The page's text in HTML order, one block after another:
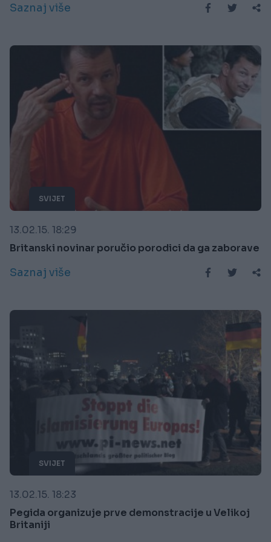
Saznaj više
SVIJET
13.02.15. 18:29
Britanski novinar poručio porodici da ga zaborave
Saznaj više
SVIJET
13.02.15. 18:23
Pegida organizuje prve demonstracije u Velikoj
Britaniji